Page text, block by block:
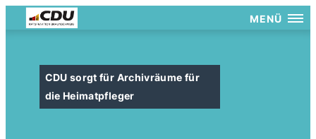
MENÜ
CDU sorgt für Archivräume für
die Heimatpfleger